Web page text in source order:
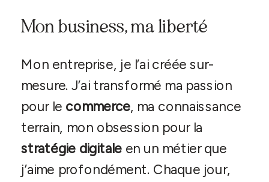
Mon business, ma liberté
Mon entreprise, je l’ai créée sur-
mesure. J’ai transformé ma passion
pour le commerce, ma connaissance
terrain, mon obsession pour la
stratégie digitale en un métier que
j’aime profondément. Chaque jour,